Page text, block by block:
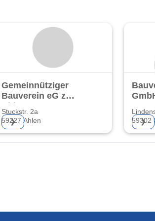
Gemeinnütziger
Bauverein eG zu
Ahlen
Stuckstr. 2a
59227 Ahlen
❯
59302
❯